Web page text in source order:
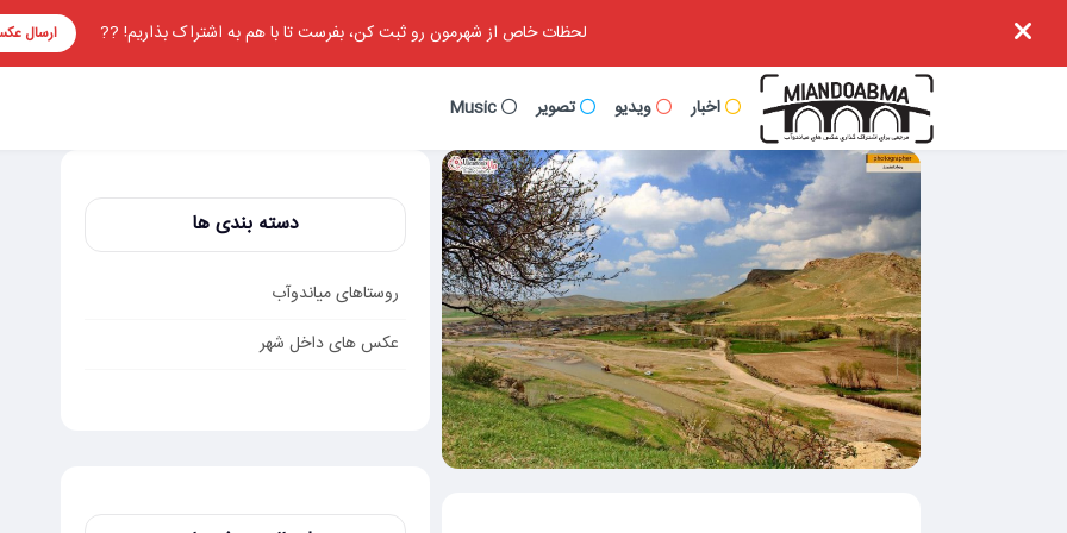
لحظات خاص از شهرمون رو ثبت کن، بفرست تا با هم به اشتراک بذاریم! ?? ارسال
اخبار ویدیو تصویر Music
دسته بندی ها
روستاهای میاندوآب
عکس های داخل شهر